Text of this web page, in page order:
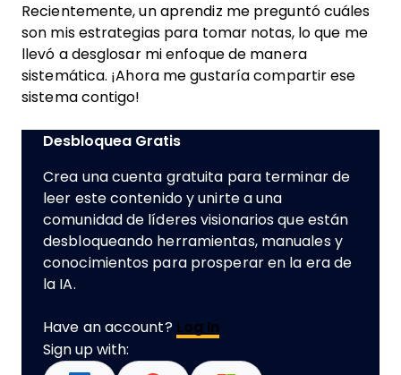
Recientemente, un aprendiz me preguntó cuáles
son mis estrategias para tomar notas, lo que me
llevó a desglosar mi enfoque de manera
sistemática. ¡Ahora me gustaría compartir ese
sistema contigo!
Desbloquea Gratis
Crea una cuenta gratuita para terminar de
leer este contenido y unirte a una
comunidad de líderes visionarios que están
desbloqueando herramientas, manuales y
conocimientos para prosperar en la era de
la IA.
Have an account? Log In
Sign up with: